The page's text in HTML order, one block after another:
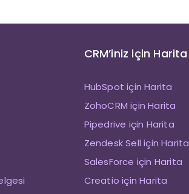
CRM’iniz için Harita
HubSpot için Harita
ZohoCRM için Harita
Pipedrive için Harita
Zendesk Sell için Harita
SalesForce için Harita
Creatio için Harita